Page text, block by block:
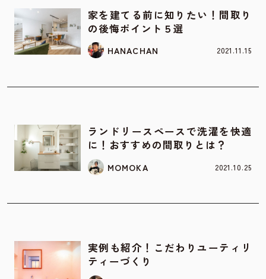
家を建てる前に知りたい！間取り
の後悔ポイント５選
HANACHAN 2021.11.15
ランドリースペースで洗濯を快適
に！おすすめの間取りとは？
MOMOKA 2021.10.25
実例も紹介！こだわりユーティリ
ティーづくり